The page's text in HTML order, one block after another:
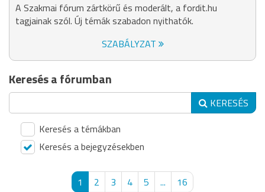
A Szakmai fórum zártkörű és moderált, a fordit.hu
tagjainak szól. Új témák szabadon nyithatók.
SZABÁLYZAT
Keresés a fórumban
KERESÉS
Keresés a témákban
Keresés a bejegyzésekben
1 2 3 4 5 ...
16